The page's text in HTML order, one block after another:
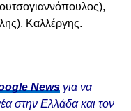
Καλλέργης.
Newsγια να
στην Ελλάδα και τον